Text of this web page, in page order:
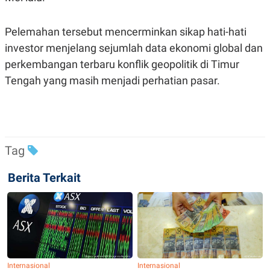
Pelemahan tersebut mencerminkan sikap hati-hati
investor menjelang sejumlah data ekonomi global dan
perkembangan terbaru konflik geopolitik di Timur
Tengah yang masih menjadi perhatian pasar.
Tag
Berita Terkait
Internasional Internasional